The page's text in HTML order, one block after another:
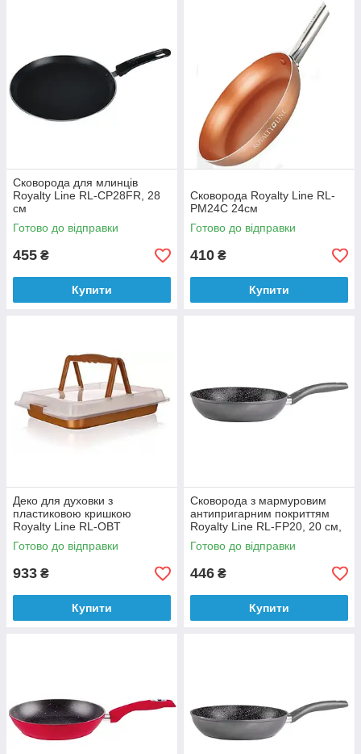
Сковорода для млинців
Royalty Line RL-CP28FR, 28
см
Готово до відправки
455 ₴
Купити
Сковорода Royalty Line RL-
PM24C 24см
Готово до відправки
410 ₴
Купити
Деко для духовки з
пластиковою кришкою
Royalty Line RL-OBT
Готово до відправки
933 ₴
Купити
Сковорода з мармуровим
антипригарним покриттям
Royalty Line RL-FP20, 20 см,
срібло
Готово до відправки
446 ₴
Купити